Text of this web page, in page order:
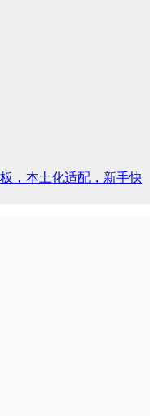
，本土化适配，新手快